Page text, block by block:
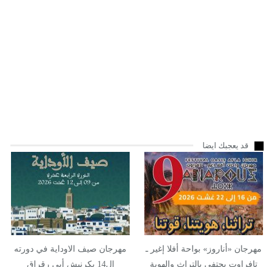
قد يعجبك ايضا
مهرجان «أناروز» بواحة أفلا إغير ـ
تافراوت يحتفي بالتراث والهوية
مهرجان صيف الاوداية في دورته
ال14 بكرنيش أبي رقراق